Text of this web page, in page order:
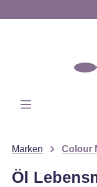
Marken Colour
Öl